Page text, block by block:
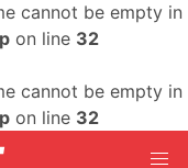
cannot be empty in
on line 32
cannot be empty in
on line 32